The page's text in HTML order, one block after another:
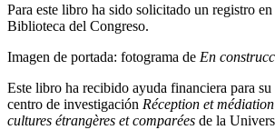
Para este libro ha sido solicitado un registro
Biblioteca del Congreso.
Imagen de portada: fotograma de En
Este libro ha recibido ayuda financiera para
centro de investigación Réception et
cultures étrangères et comparées de la